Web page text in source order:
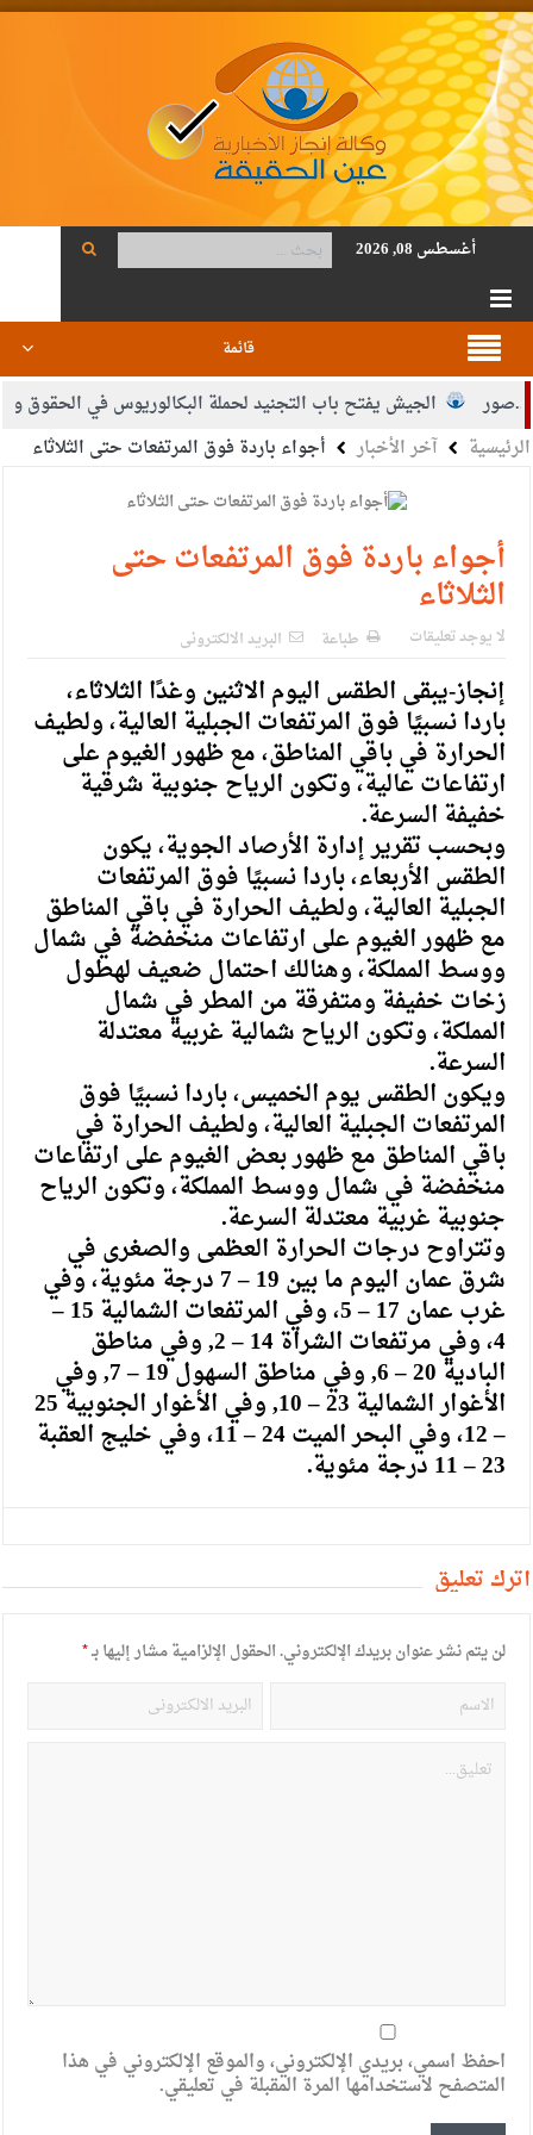
أغسطس 08, 2026
قائمة
الجيش يفتح باب التجنيد لحملة البكالوريوس في الحقوق والقانون
محمود أحمد فريحات.. مبارك ومزيدا من التوفيقالرئيسية آخر الأخبار أجواء باردة فوق المرتفعات حتى الثلاثاء
أجواء باردة فوق المرتفعات حتى
الثلاثاء
لا يوجد تعليقات طباعة البريد الالكترونى
إنجاز-يبقى الطقس اليوم الاثنين وغدًا الثلاثاء،
باردا نسبيًا فوق المرتفعات الجبلية العالية، ولطيف
الحرارة في باقي المناطق، مع ظهور الغيوم على
ارتفاعات عالية، وتكون الرياح جنوبية شرقية
خفيفة السرعة.
وبحسب تقرير إدارة الأرصاد الجوية، يكون
الطقس الأربعاء، باردا نسبيًا فوق المرتفعات
الجبلية العالية، ولطيف الحرارة في باقي المناطق
مع ظهور الغيوم على ارتفاعات منخفضة في شمال
ووسط المملكة، وهنالك احتمال ضعيف لهطول
زخات خفيفة ومتفرقة من المطر في شمال
المملكة، وتكون الرياح شمالية غربية معتدلة
السرعة.
ويكون الطقس يوم الخميس، باردا نسبيًا فوق
المرتفعات الجبلية العالية، ولطيف الحرارة في
باقي المناطق مع ظهور بعض الغيوم على ارتفاعات
منخفضة في شمال ووسط المملكة، وتكون الرياح
جنوبية غربية معتدلة السرعة.
وتتراوح درجات الحرارة العظمى والصغرى في
شرق عمان اليوم ما بين 19 – 7 درجة مئوية، وفي
غرب عمان 17 – 5، وفي المرتفعات الشمالية 15 –
4، وفي مرتفعات الشراة 14 – 2, وفي مناطق
البادية 20 – 6, وفي مناطق السهول 19 – 7, وفي
الأغوار الشمالية 23 – 10, وفي الأغوار الجنوبية 25
– 12، وفي البحر الميت 24 – 11، وفي خليج العقبة
23 – 11 درجة مئوية.
أترك تعليق
لن يتم نشر عنوان بريدك الإلكتروني.الحقول الإلزامية مشار إليها بـ*
احفظ اسمي، بريدي الإلكتروني، والموقع الإلكتروني في هذا
المتصفح لاستخدامها المرة المقبلة في تعليقي.